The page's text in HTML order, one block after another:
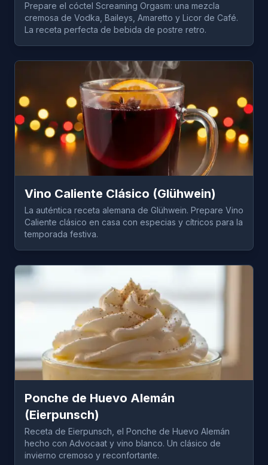
Prepare el cóctel Screaming Orgasm: una mezcla
cremosa de Vodka, Baileys, Amaretto y Licor de Café.
La receta perfecta de bebida de postre retro.
Vino Caliente Clásico (Glühwein)
La auténtica receta alemana de Glühwein. Prepare Vino
Caliente clásico en casa con especias y cítricos para la
temporada festiva.
Ponche de Huevo Alemán
(Eierpunsch)
Receta de Eierpunsch, el Ponche de Huevo Alemán
hecho con Advocaat y vino blanco. Un clásico de
invierno cremoso y reconfortante.